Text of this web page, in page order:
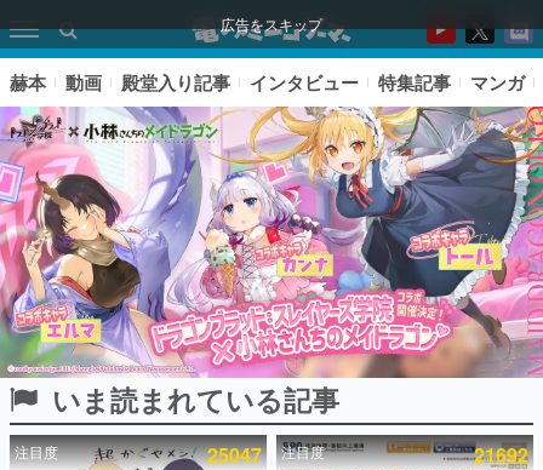
広告をスキップ
ピックアップ
赫本 動画 殿堂入り記事 インタビュー 特集記事 マンガ
いま読まれている記事
注目度 25047 注目度 21692